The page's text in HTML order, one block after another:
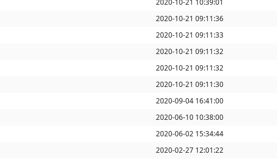
2020-10-21 10:39:01
2020-10-21 09:11:36
2020-10-21 09:11:33
2020-10-21 09:11:32
2020-10-21 09:11:32
2020-10-21 09:11:30
2020-09-04 16:41:00
2020-06-10 10:38:00
2020-06-02 15:34:44
2020-02-27 12:01:22